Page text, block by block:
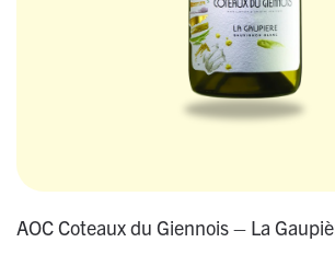
AOC Coteaux du Giennois – La